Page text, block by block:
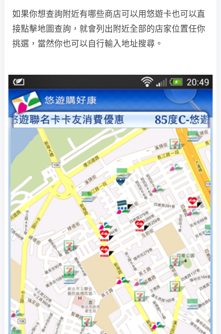
如果你想查詢附近有哪些商店可以用悠遊卡也可以直
接點擊地圖查詢，就會列出附近全部的店家位置任你
挑選，當然你也可以自行輸入地址搜尋。